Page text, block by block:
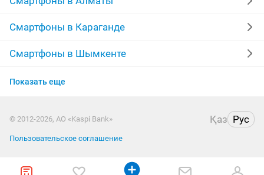
apple 16 pro даром бесплатно
Смартфоны в Караганде
Смартфоны в Шымкенте
Смартфоны в Усть-Каменогорске
Смартфоны в Таразе
Показать еще
© 2012-2026, АО «Kaspi Bank» Қаз Рус
Пользовательское соглашение